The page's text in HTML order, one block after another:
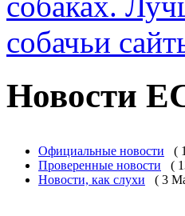
Новости
Официальные новости
(
Проверенные новости
(
Новости, как слухи
( 3